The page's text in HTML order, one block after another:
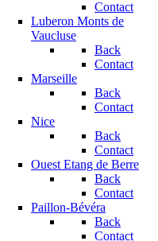
Contact
Luberon Monts de
Vaucluse
Back
Contact
Marseille
Back
Contact
Nice
Back
Contact
Ouest Etang de Berre
Back
Contact
Paillon-Bévéra
Back
Contact